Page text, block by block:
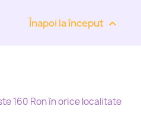
Înapoi la început 
160 Ron în orice localitate